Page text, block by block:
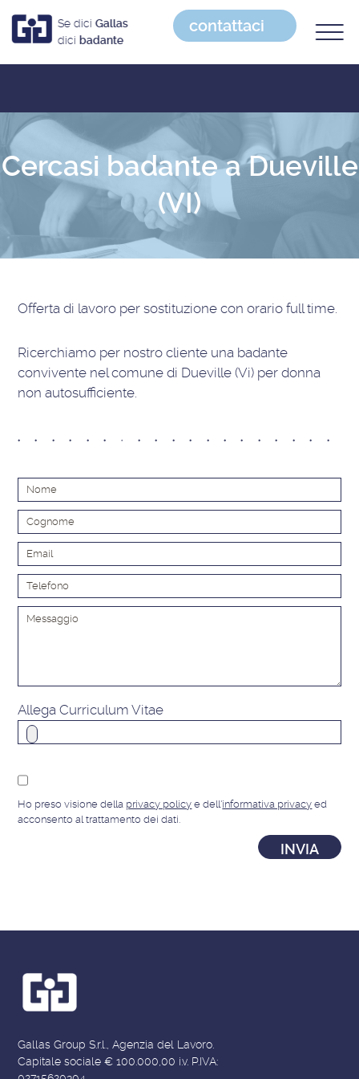
Se dici Gallas
dici badante
contattaci
Cercasi badante a Dueville
(VI)
Offerta di lavoro per sostituzione con orario full time
Ricerchiamo per nostro cliente una badante
convivente nel comune di Dueville (Vi) per donna
non autosufficiente.
Allega Curriculum Vitae
Ho preso visione della privacy policy e dell'informativa privacy ed
acconsento al trattamento dei dati.
Gallas Group S.r.l., Agenzia del Lavoro.
Capitale sociale € 100.000,00 i.v. P.IVA: